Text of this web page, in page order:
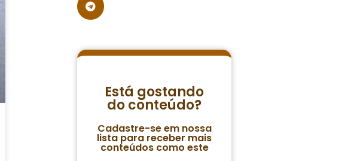
Está gostando
do conteúdo?
Cadastre-se em nossa
lista para receber mais
conteúdos como este